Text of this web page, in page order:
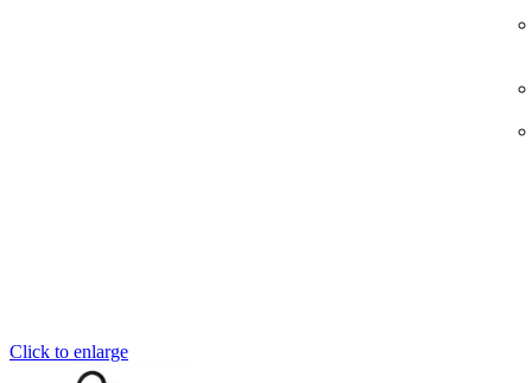
Click to enlarge